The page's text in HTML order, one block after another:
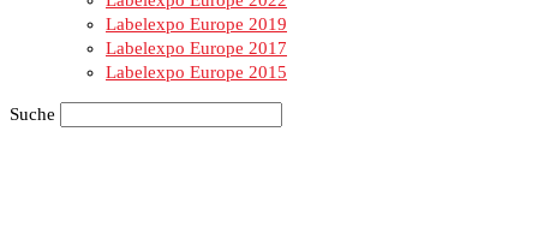
Labelexpo Europe 2019
Labelexpo Europe 2017
Labelexpo Europe 2015
Suche